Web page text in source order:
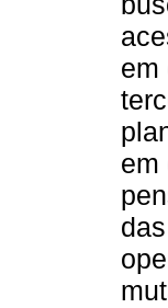
em
em